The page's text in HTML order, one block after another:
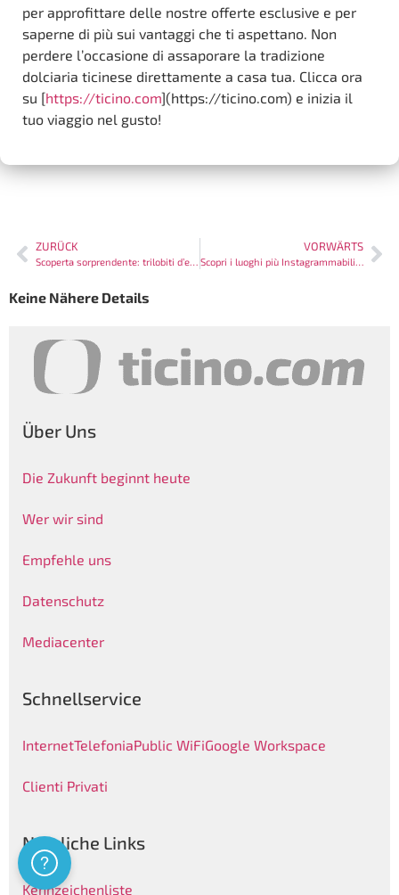
per approfittare delle nostre offerte esclusive e per
saperne di più sui vantaggi che ti aspettano. Non
perdere l’occasione di assaporare la tradizione
dolciaria ticinese direttamente a casa tua. Clicca ora
su [https://ticino.com](https://ticino.com) e inizia il
tuo viaggio nel gusto!
ZURÜCK
Scoperta sorprendente: trilobiti d’epoca antica trovati in Ticino
VORWÄRTS
Scopri i luoghi più Instagrammabili del Ticino
Keine Nähere Details
Über Uns
Die Zukunft beginnt heute
Wer wir sind
Empfehle uns
Datenschutz
Mediacenter
Schnellservice
InternetTelefoniaPublic WiFiGoogle Workspace
Clienti Privati
Nützliche Links
Kennzeichenliste